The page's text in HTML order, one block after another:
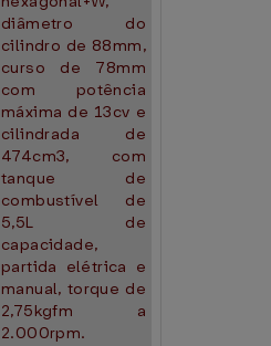
diâmetro do
cilindro de 88mm,
curso de 78mm
com potência
máxima de 13cv e
cilindrada de
474cm3, com
tanque de
combustível de
5,5L de
capacidade,
partida elétrica e
manual, torque de
2,75kgfm a
2.000rpm.